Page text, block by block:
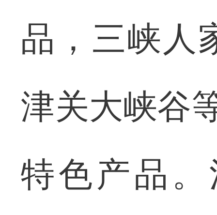
品，三峡人
津关大峡谷
特色产品